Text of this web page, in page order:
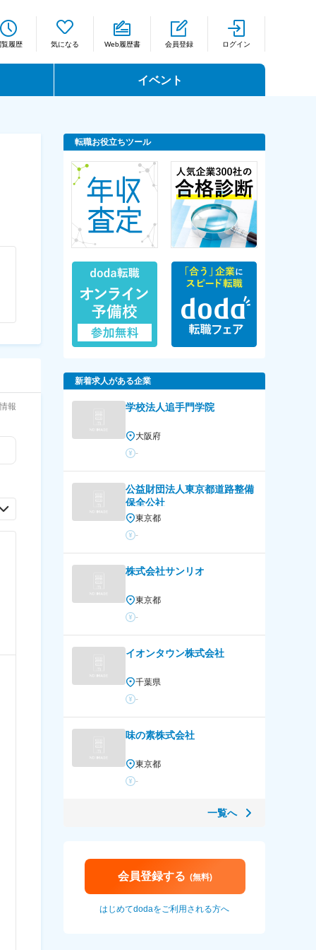
覧履歴 気になる Web履歴書 会員登録 ログイン
イベント
報
転職お役立ちツール
新着求人がある企業
学校法人追手門学院
大阪府
-
公益財団法人東京都道路整備
保全公社
東京都
-
株式会社サンリオ
東京都
-
イオンタウン株式会社
千葉県
-
味の素株式会社
東京都
-
一覧へ
会員登録する (無料)
はじめてdodaをご利用される方へ